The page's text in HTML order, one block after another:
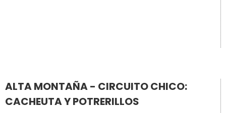
ALTA MONTAÑA - CIRCUITO CHICO:
CACHEUTA Y POTRERILLOS